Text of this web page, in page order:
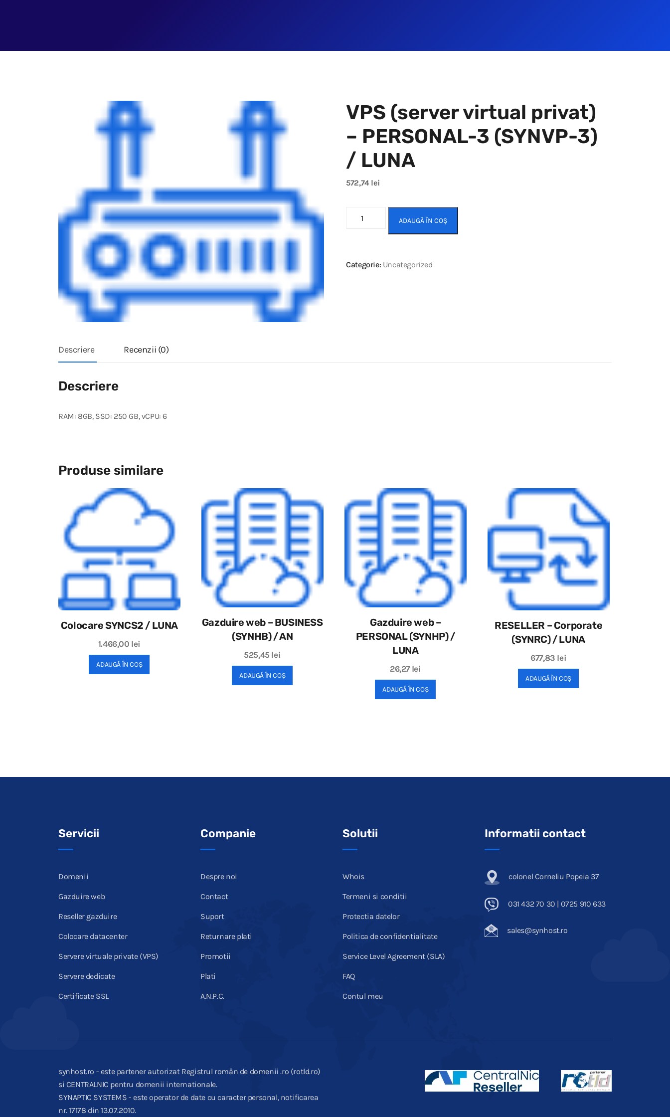
VPS (server virtual privat)
– PERSONAL-3 (SYNVP-3)
/ LUNA
572,74 lei
ADAUGĂ ÎN COȘ
Categorie: Uncategorized
Descriere Recenzii (0)
Descriere
RAM: 8GB, SSD: 250 GB, vCPU: 6
Produse similare
Colocare SYNCS2 / LUNA
1.466,00 lei
ADAUGĂ ÎN COȘ
Gazduire web – BUSINESS
(SYNHB) / AN
525,45 lei
ADAUGĂ ÎN COȘ
Gazduire web –
PERSONAL (SYNHP) /
LUNA
26,27 lei
ADAUGĂ ÎN COȘ
RESELLER – Corporate
(SYNRC) / LUNA
677,83 lei
ADAUGĂ ÎN COȘ
Servicii
Domenii
Gazduire web
Reseller gazduire
Colocare datacenter
Servere virtuale private (VPS)
Servere dedicate
Certificate SSL
Companie
Despre noi
Contact
Suport
Returnare plati
Promotii
Plati
A.N.P.C.
Solutii
Whois
Termeni si conditii
Protectia datelor
Politica de confidentialitate
Service Level Agreement (SLA)
FAQ
Contul meu
Informatii contact
colonel Corneliu Popeia 37
031 432 70 30 | 0725 910 633
sales@synhost.ro
synhost.ro - este partener autorizat Registrul român de domenii .ro (rotld.ro)
si CENTRALNIC pentru domenii internationale.
SYNAPTIC SYSTEMS - este operator de date cu caracter personal, notificarea
nr. 17178 din 13.07.2010.